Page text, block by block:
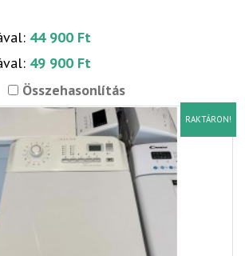
44 900 Ft
49 900 Ft
Összehasonlítás
RAKTÁRON!